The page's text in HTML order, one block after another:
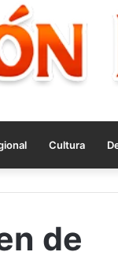
Cultura
de